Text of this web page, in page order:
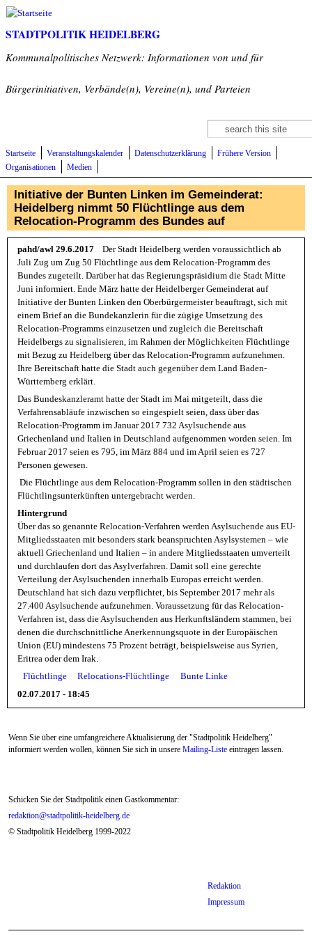
Direkt zum Inhalt
STADTPOLITIK HEIDELBERG
Kommunalpolitisches Netzwerk: Informationen von und für
Bürgerinitiativen, Verbände(n), Vereine(n), und Parteien
Suchformular
Suche
Startseite Veranstaltungskalender Datenschutzerklärung
Frühere Version
Organisationen
Medien
Initiative der Bunten Linken im Gemeinderat:
Heidelberg nimmt 50 Flüchtlinge aus dem
Relocation-Programm des Bundes auf
pahd/awl 29.6.2017
Der Stadt Heidelberg werden voraussichtlich ab
Juli Zug um Zug 50 Flüchtlinge aus dem Relocation-Programm des
Bundes zugeteilt. Darüber hat das Regierungspräsidium die Stadt Mitte
Juni informiert. Ende März hatte der Heidelberger Gemeinderat auf
Initiative der Bunten Linken den Oberbürgermeister beauftragt, sich mit
einem Brief an die Bundekanzlerin für die zügige Umsetzung des
Relocation-Programms einzusetzen und zugleich die Bereitschaft
Heidelbergs zu signalisieren, im Rahmen der Möglichkeiten Flüchtlinge
mit Bezug zu Heidelberg über das Relocation-Programm aufzunehmen.
Ihre Bereitschaft hatte die Stadt auch gegenüber dem Land Baden-
Württemberg erklärt.
Das Bundeskanzleramt hatte der Stadt im Mai mitgeteilt, dass die
Verfahrensabläufe inzwischen so eingespielt seien, dass über das
Relocation-Programm im Januar 2017 732 Asylsuchende aus
Griechenland und Italien in Deutschland aufgenommen worden seien. Im
Februar 2017 seien es 795, im März 884 und im April seien es 727
Personen gewesen.
Die Flüchtlinge aus dem Relocation-Programm sollen in den städtischen
Flüchtlingsunterkünften untergebracht werden.
Hintergrund
Über das so genannte Relocation-Verfahren werden Asylsuchende aus EU-
Mitgliedsstaaten mit besonders stark beanspruchten Asylsystemen – wie
aktuell Griechenland und Italien – in andere Mitgliedsstaaten umverteilt
und durchlaufen dort das Asylverfahren. Damit soll eine gerechte
Verteilung der Asylsuchenden innerhalb Europas erreicht werden.
Deutschland hat sich dazu verpflichtet, bis September 2017 mehr als
27.400 Asylsuchende aufzunehmen. Voraussetzung für das Relocation-
Verfahren ist, dass die Asylsuchenden aus Herkunftsländern stammen, bei
denen die durchschnittliche Anerkennungsquote in der Europäischen
Union (EU) mindestens 75 Prozent beträgt, beispielsweise aus Syrien,
Eritrea oder dem Irak.
Flüchtlinge
Relocations-Flüchtlinge
Bunte Linke
02.07.2017 - 18:45
Wenn Sie über eine umfangreichere Aktualisierung der "Stadtpolitik Heidelberg"
informiert werden wollen, können Sie sich in unsere Mailing-Liste eintragen lassen.
Schicken Sie der Stadtpolitik einen Gastkommentar:
redaktion@stadtpolitik-heidelberg.de
© Stadtpolitik Heidelberg 1999-2022
Redaktion
Impressum